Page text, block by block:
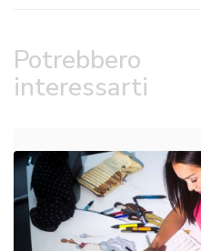
Potrebbero
interessarti